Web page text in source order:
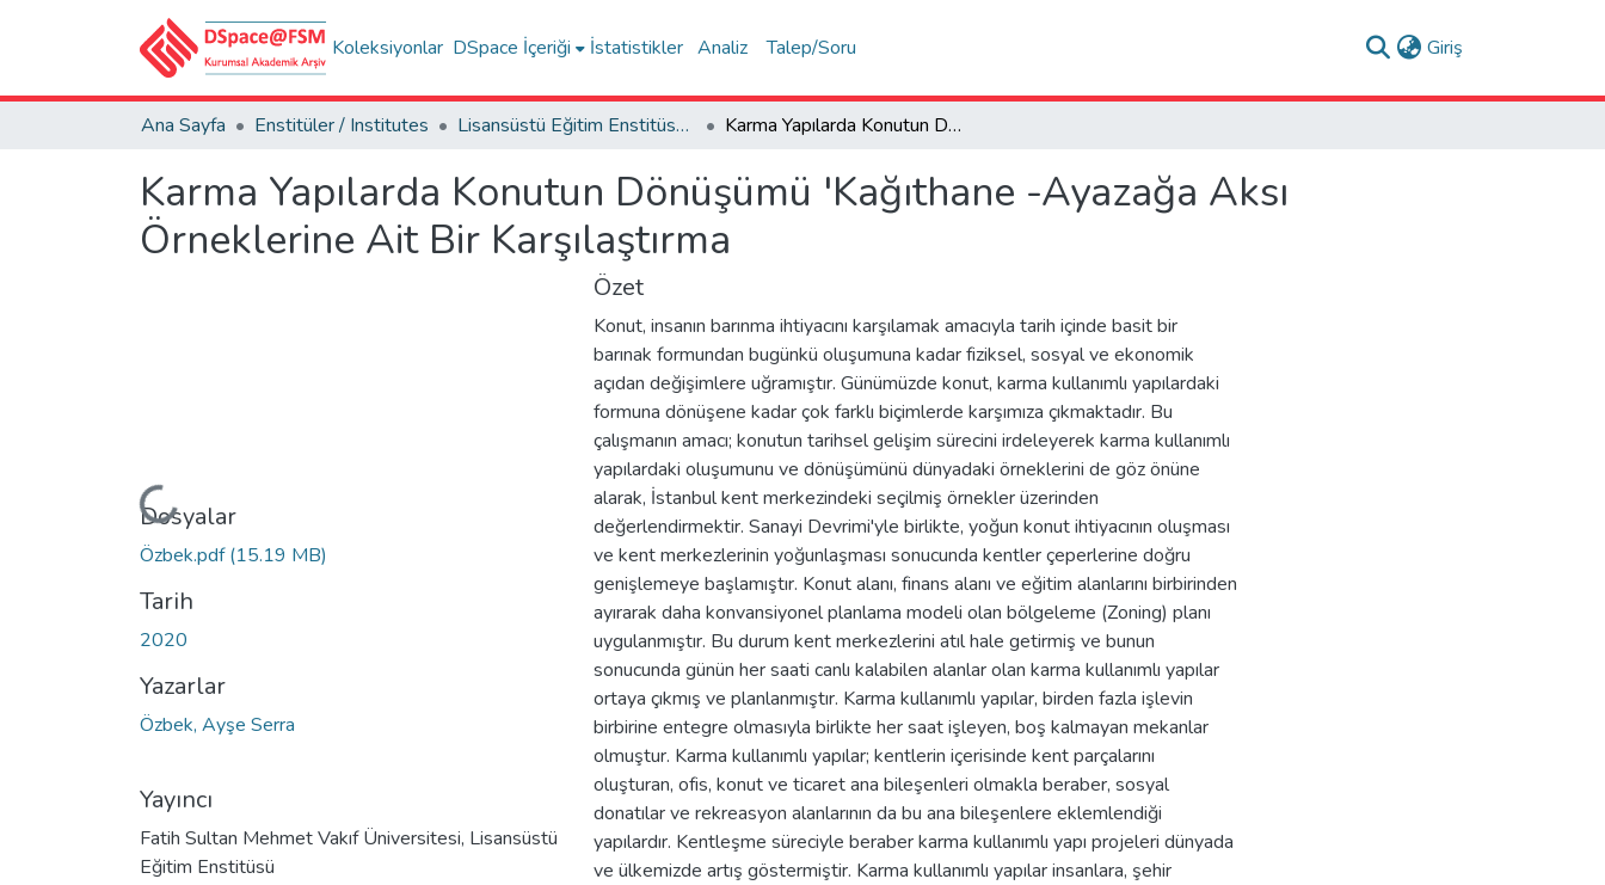
Koleksiyonlar DSpace İçeriği İstatistikler Analiz Talep/Soru Giriş
Ana Sayfa Enstitüler / Institutes Lisansüstü Eğitim Enstitüsü Tez Koleksiyonu Karma Yapılarda Konutun Dönüşümü 'Kağıthane -Ayazağa Aksı Örneklerine Ait Bir Karşılaştırma
Karma Yapılarda Konutun Dönüşümü 'Kağıthane -Ayazağa Aksı
Örneklerine Ait Bir Karşılaştırma
Yükleniyor...
Dosyalar
Özbek.pdf(15.19 MB)
Tarih
2020
Yazarlar
Özbek, Ayşe Serra
Yayıncı
Fatih Sultan Mehmet Vakıf Üniversitesi, Lisansüstü
Eğitim Enstitüsü
Özet
Konut, insanın barınma ihtiyacını karşılamak amacıyla tarih içinde basit bir
barınak formundan bugünkü oluşumuna kadar fiziksel, sosyal ve ekonomik
açıdan değişimlere uğramıştır. Günümüzde konut, karma kullanımlı yapılardaki
formuna dönüşene kadar çok farklı biçimlerde karşımıza çıkmaktadır. Bu
çalışmanın amacı; konutun tarihsel gelişim sürecini irdeleyerek karma kullanımlı
yapılardaki oluşumunu ve dönüşümünü dünyadaki örneklerini de göz önüne
alarak, İstanbul kent merkezindeki seçilmiş örnekler üzerinden
değerlendirmektir. Sanayi Devrimi'yle birlikte, yoğun konut ihtiyacının oluşması
ve kent merkezlerinin yoğunlaşması sonucunda kentler çeperlerine doğru
genişlemeye başlamıştır. Konut alanı, finans alanı ve eğitim alanlarını birbirinden
ayırarak daha konvansiyonel planlama modeli olan bölgeleme (Zoning) planı
uygulanmıştır. Bu durum kent merkezlerini atıl hale getirmiş ve bunun
sonucunda günün her saati canlı kalabilen alanlar olan karma kullanımlı yapılar
ortaya çıkmış ve planlanmıştır. Karma kullanımlı yapılar, birden fazla işlevin
birbirine entegre olmasıyla birlikte her saat işleyen, boş kalmayan mekanlar
olmuştur. Karma kullanımlı yapılar; kentlerin içerisinde kent parçalarını
oluşturan, ofis, konut ve ticaret ana bileşenleri olmakla beraber, sosyal
donatılar ve rekreasyon alanlarının da bu ana bileşenlere eklemlendiği
yapılardır. Kentleşme süreciyle beraber karma kullanımlı yapı projeleri dünyada
ve ülkemizde artış göstermiştir. Karma kullanımlı yapılar insanlara, şehir